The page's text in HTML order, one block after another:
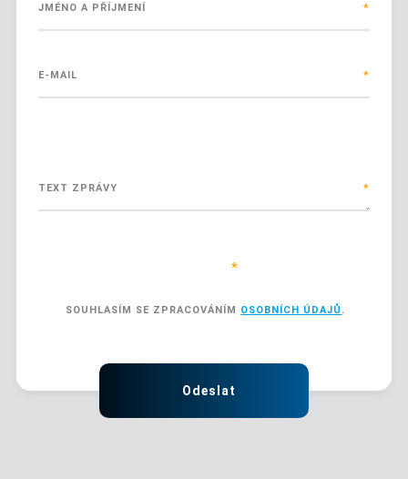
JMÉNO A PŘÍJMENÍ *
E-MAIL *
TEXT ZPRÁVY *
*
SOUHLASÍM
SOUHLASÍM SE ZPRACOVÁNÍM OSOBNÍCH ÚDAJŮ .
Odeslat
nepodařilo